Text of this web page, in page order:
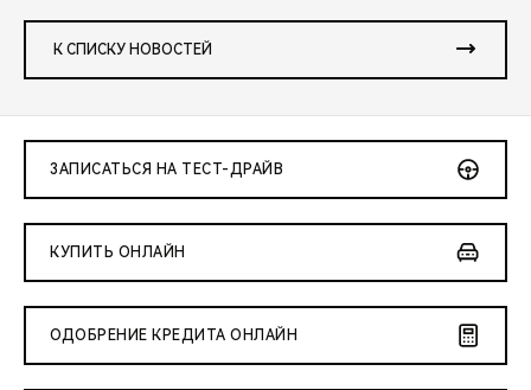
К СПИСКУ НОВОСТЕЙ
ЗАПИСАТЬСЯ НА ТЕСТ-ДРАЙВ
КУПИТЬ ОНЛАЙН
ОДОБРЕНИЕ КРЕДИТА ОНЛАЙН